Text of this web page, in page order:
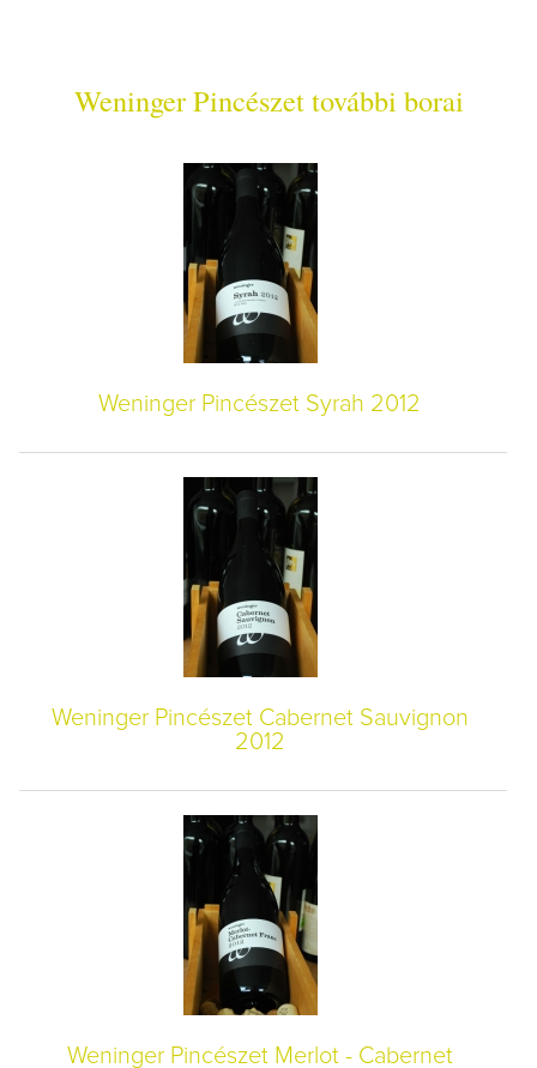
Weninger Pincészet további borai
Weninger Pincészet Syrah 2012
Weninger Pincészet Cabernet Sauvignon
2012
Weninger Pincészet Merlot - Cabernet